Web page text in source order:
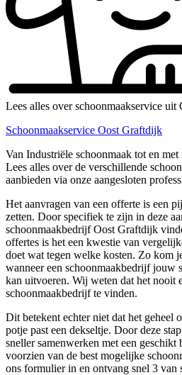
Lees alles over schoonmaakservice uit
Schoonmaakservice Oost Graftdijk
Van Industriële schoonmaak tot en
Lees alles over de verschillende
aanbieden via onze aangesloten
Het aanvragen van een offerte is een
zetten. Door specifiek te zijn in deze
schoonmaakbedrijf Oost Graftdijk
offertes is het een kwestie van
doet wat tegen welke kosten. Zo kom
wanneer een schoonmaakbedrijf jouw
kan uitvoeren. Wij weten dat het nooit
schoonmaakbedrijf te vinden.
Dit betekent echter niet dat het geheel
potje past een dekseltje. Door deze
sneller samenwerken met een
voorzien van de best mogelijke
ons formulier in en ontvang snel 3 van